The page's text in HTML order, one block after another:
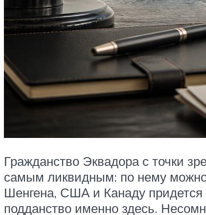
Гражданство Эквадора с точки
самым ликвидным: по нему
Шенгена, США и Канаду придется
подданство именно здесь.